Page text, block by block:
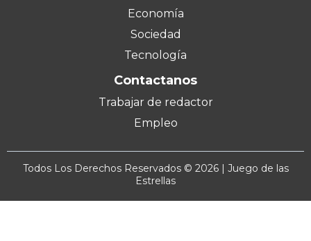
Economía
Sociedad
Tecnología
Contactanos
Trabajar de redactor
Empleo
Todos Los Derechos Reservados © 2026 | Juego de las
Estrellas